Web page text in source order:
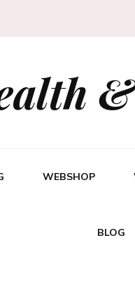
WEBSHOP
BLOG